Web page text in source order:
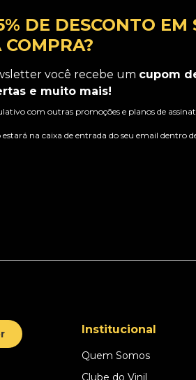
DE DESCONTO EM
você recebe um cupom
e muito mais!
com outras promoções e planos de
na caixa de entrada do seu email dentro
Institucional
Quem Somos
Clube do Vinil